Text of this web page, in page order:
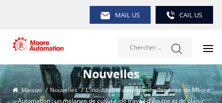
MAIL US CAIL US
Nouvelles
Maison / Nouvelles / L'inoubliable aventure thaïlandaise de Moore
Automation : un mélange de culture, de travail d'équipe et de plaisir